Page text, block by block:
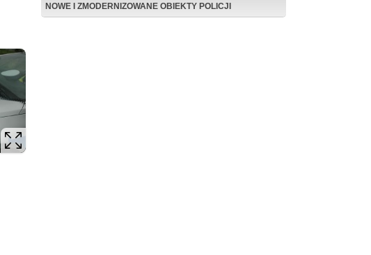
NOWE I ZMODERNIZOWANE OBIEKTY POLICJI